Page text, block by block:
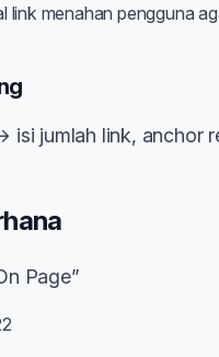
link menahan pengguna
isi jumlah link, anchor
Page”